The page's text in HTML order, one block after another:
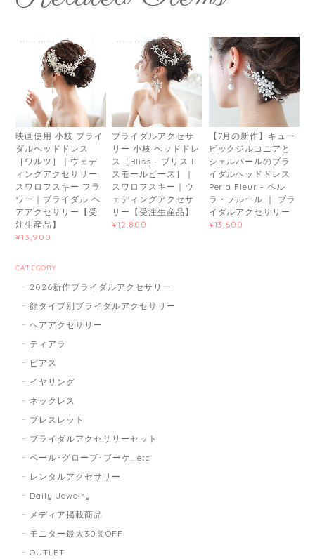
映画使用 小枝 ブライ
ダルヘッドドレス
［ワルツ］｜ウェデ
ィングアクセサリー
スワロフスキー フラ
ワー｜ブライダル ヘ
アアクセサリー【受
注生産品】
¥13,900
ブライダルアクセサ
リー 小枝 ヘッドドレ
ス［Bliss - ブリス II
スモールピース］｜
スワロフスキー｜ウ
ェディングアクセサ
リー【受注生産品】
¥12,800
【7月の新作】キュー
ビックジルコニアと
シェルパールのブラ
イダルヘッドドレス
Perla Fleur - ペル
ラ・フルール ｜ ブラ
イダルアクセサリー
¥13,600
CATEGORY
2026新作ブライダルアクセサリー
顔タイプ別ブライダルアクセサリー
ヘアアクセサリー
ティアラ
ピアス
イヤリング
ネックレス
ブレスレット
ブライダルアクセサリーセット
ベール･グローブ･ブーケ...etc
レンタルアクセサリー
Daily Jewelry
メディア掲載商品
モニター最大30％OFF
OUTLET